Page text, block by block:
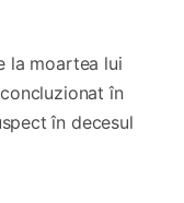
la moartea lui
în
în decesul